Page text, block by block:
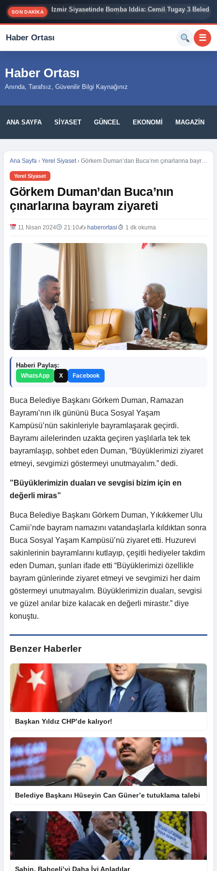
SON DAKİKA İzmir Siyasetinde Bomba İddia: Cemil Tugay 3
Haber Ortası ☰
Haber Ortası
Anında, Tarafsız, Güvenilir Bilgi Kaynağınız
ANA SAYFA SIYASET GÜNCEL EKONOMI MAGAZIN
Ana Sayfa › Yerel Siyaset › Görkem Duman’dan Buca’nın çınarlarına bayram ziyareti
Yerel Siyaset
Görkem Duman’dan Buca’nın
çınarlarına bayram ziyareti
11 Nisan 2024 21:10✍️ haberortasi 1 dk okuma
Haberi Paylaş:
WhatsApp X Facebook
Buca Belediye Başkanı Görkem Duman, Ramazan
Bayramı’nın ilk gününü Buca Sosyal Yaşam
Kampüsü’nün sakinleriyle bayramlaşarak geçirdi.
Bayramı ailelerinden uzakta geçiren yaşlılarla tek tek
bayramlaşıp, sohbet eden Duman, “Büyüklerimizi ziyaret
etmeyi, sevgimizi göstermeyi unutmayalım.” dedi.
”Büyüklerimizin duaları ve sevgisi bizim için en
değerli miras”
Buca Belediye Başkanı Görkem Duman, Yıkıkkemer Ulu
Camii’nde bayram namazını vatandaşlarla kıldıktan sonra
Buca Sosyal Yaşam Kampüsü’nü ziyaret etti. Huzurevi
sakinlerinin bayramlarını kutlayıp, çeşitli hediyeler takdim
eden Duman, şunları ifade etti “Büyüklerimizi özellikle
bayram günlerinde ziyaret etmeyi ve sevgimizi her daim
göstermeyi unutmayalım. Büyüklerimizin duaları, sevgisi
ve güzel anılar bize kalacak en değerli mirastır.” diye
konuştu.
Benzer Haberler
Başkan Yıldız CHP’de kalıyor!
Belediye Başkanı Hüseyin Can Güner’e tutuklama talebi
Şahin, Bahçeli’yi Daha İyi Anladılar